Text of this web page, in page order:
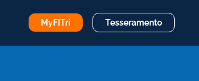
MyFITri Tesseramento